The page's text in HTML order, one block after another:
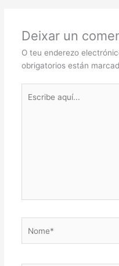
Deixar un
O teu enderezo
obrigatorios están
aquí...